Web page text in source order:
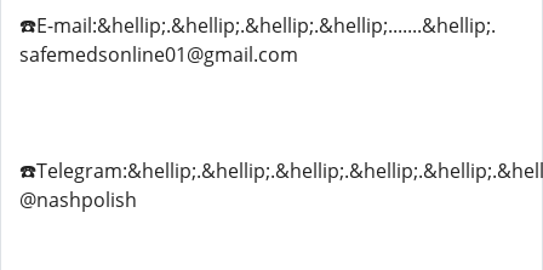
☎️E-mail:&hellip;.&hellip;.&hellip;.&hellip;.......&hellip;.
safemedsonline01@gmail.com
@nashpolish